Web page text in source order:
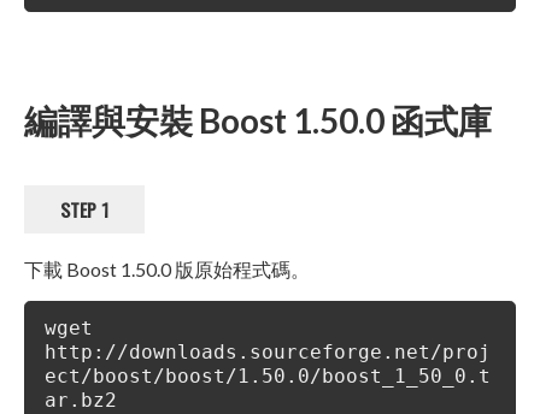
編譯與安裝 Boost 1.50.0 函式庫
STEP 1
下載 Boost 1.50.0 版原始程式碼。
wget
http://downloads.sourceforge.net/proj
ect/boost/boost/1.50.0/boost_1_50_0.t
ar.bz2